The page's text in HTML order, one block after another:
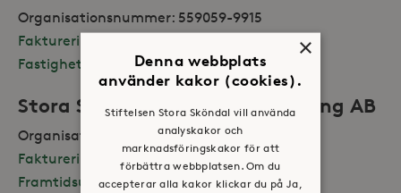
Organisationsnummer: 559059-9915
Faktureringsuppgifter Stora Sköndal
Fastighetsprojekt AB
Stora Sköndal Framtidsutveckling AB
Organisationsnummer: 559093-4559
Faktureringsuppgifter Stora Sköndal
Framtidsutveckling AB
×
Denna webbplats
använder kakor (cookies).
Stiftelsen Stora Sköndal vill använda
analyskakor och
marknadsföringskakor för att
förbättra webbplatsen. Om du
accepterar alla kakor klickar du på Ja,